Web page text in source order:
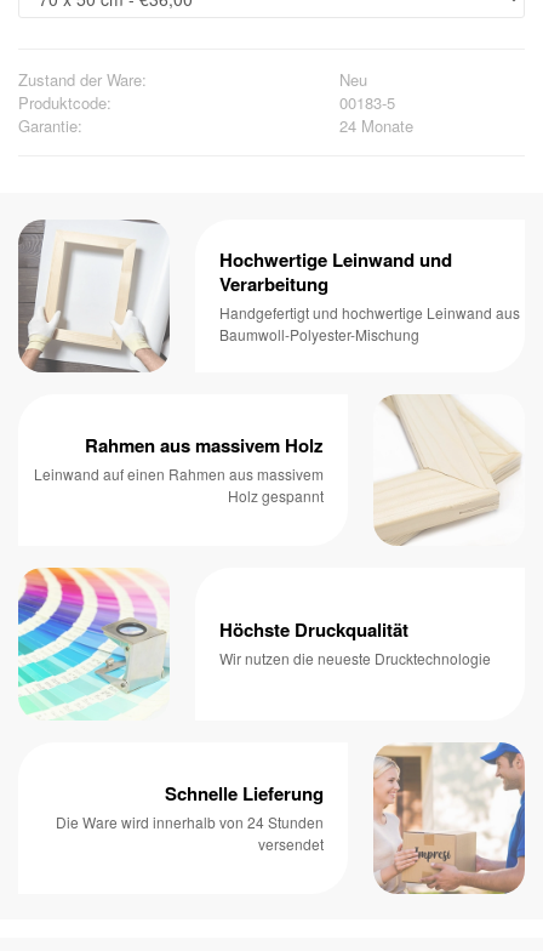
Zustand der Ware:
Neu
Produktcode:
00183-5
Garantie:
24 Monate
Hochwertige Leinwand und
Verarbeitung
Handgefertigt und hochwertige Leinwand aus
Baumwoll-Polyester-Mischung
Rahmen aus massivem Holz
Leinwand auf einen Rahmen aus massivem
Holz gespannt
Höchste Druckqualität
Wir nutzen die neueste Drucktechnologie
Schnelle Lieferung
Die Ware wird innerhalb von 24 Stunden
versendet